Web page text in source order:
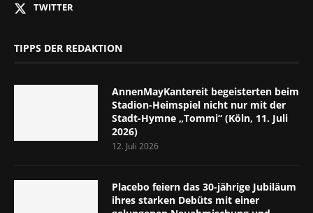
TWITTER
TIPPS DER REDAKTION
AnnenMayKantereit begeisterten beim
Stadion-Heimspiel nicht nur mit der
Stadt-Hymne „Tommi“ (Köln, 11. Juli
2026)
12. Juli 2026
Placebo feiern das 30-jährige Jubiläum
ihres starken Debüts mit einer